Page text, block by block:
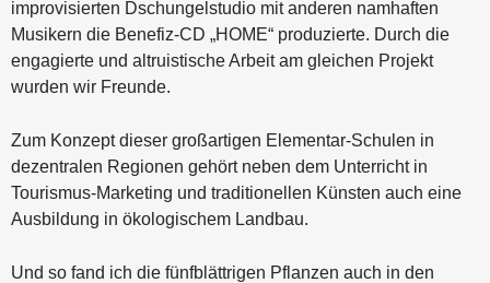
improvisierten Dschungelstudio mit anderen namhaften
Musikern die Benefiz-CD „HOME“ produzierte. Durch die
engagierte und altruistische Arbeit am gleichen Projekt
wurden wir Freunde.
Zum Konzept dieser großartigen Elementar-Schulen in
dezentralen Regionen gehört neben dem Unterricht in
Tourismus-Marketing und traditionellen Künsten auch eine
Ausbildung in ökologischem Landbau.
Und so fand ich die fünfblättrigen Pflanzen auch in den